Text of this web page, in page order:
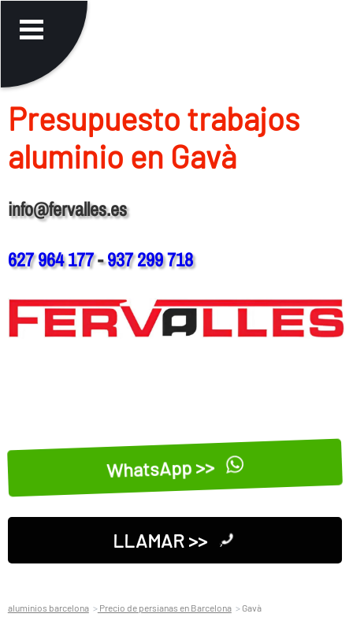
Presupuesto trabajos
aluminio en Gavà
info@fervalles.es
627 964 177-937 299 718
WhatsApp >>
LLAMAR >>
aluminios barcelona Precio de persianas en Barcelona Gavà